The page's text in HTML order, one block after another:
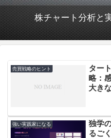
株チャート分析と
売買戦略のヒント
ター
略：
大き
強い実践家になる
独学
るご